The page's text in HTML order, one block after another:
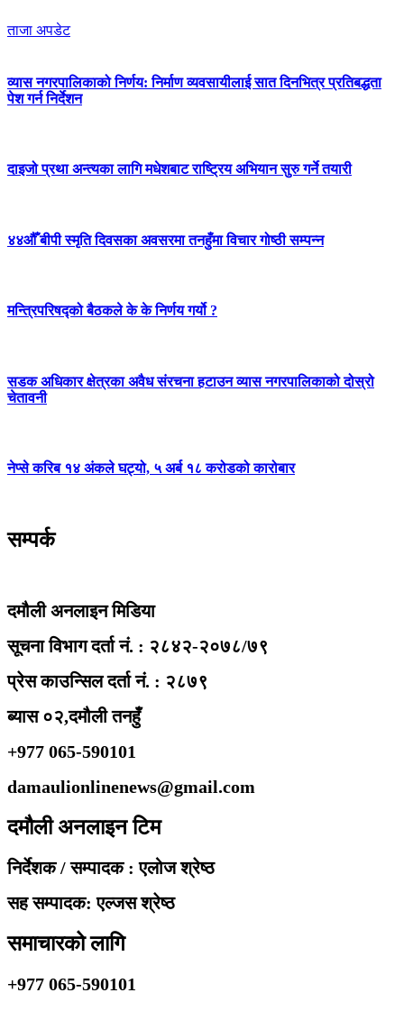
ताजा अपडेट
व्यास नगरपालिकाको निर्णय: निर्माण व्यवसायीलाई सात दिनभित्र प्रतिबद्धता
पेश गर्न निर्देशन
दाइजो प्रथा अन्त्यका लागि मधेशबाट राष्ट्रिय अभियान सुरु गर्ने तयारी
४४औँ बीपी स्मृति दिवसका अवसरमा तनहुँमा विचार गोष्ठी सम्पन्न
मन्त्रिपरिषद्को बैठकले के के निर्णय गर्यो ?
सडक अधिकार क्षेत्रका अवैध संरचना हटाउन व्यास नगरपालिकाको दोस्रो
चेतावनी
नेप्से करिब १४ अंकले घट्यो, ५ अर्ब १८ करोडको कारोबार
सम्पर्क
दमौली अनलाइन मिडिया
सूचना विभाग दर्ता नं. : २८४२-२०७८/७९
प्रेस काउन्सिल दर्ता नं. : २८७९
ब्यास ०२,दमौली तनहुँ
+977 065-590101
damaulionlinenews@gmail.com
दमौली अनलाइन टिम
निर्देशक / सम्पादक : एलोज श्रेष्ठ
सह सम्पादक: एल्जस श्रेष्ठ
समाचारको लागि
+977 065-590101